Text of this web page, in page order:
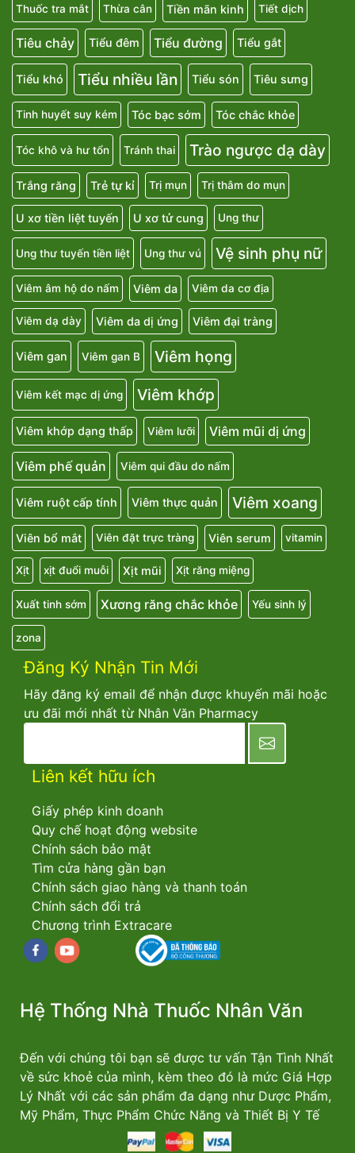
Thuốc tra mắt Thừa cân Tiền mãn kinh Tiết dịch
Tiêu chảy Tiểu đêm Tiểu đường Tiểu gắt
Tiểu khó Tiểu nhiều lần Tiểu són Tiêu sưng
Tinh huyết suy kém Tóc bạc sớm Tóc chắc khỏe
Tóc khô và hư tổn Tránh thai Trào ngược dạ dày
Trắng răng Trẻ tự kỉ Trị mụn Trị thâm do mụn
U xơ tiền liệt tuyến U xơ tử cung Ung thư
Ung thư tuyến tiền liệt Ung thư vú Vệ sinh phụ nữ
Viêm âm hộ do nấm Viêm da Viêm da cơ địa
Viêm dạ dày Viêm da dị ứng Viêm đại tràng
Viêm gan Viêm gan B Viêm họng
Viêm kết mạc dị ứng Viêm khớp
Viêm khớp dạng thấp Viêm lưỡi Viêm mũi dị ứng
Viêm phế quản Viêm qui đầu do nấm
Viêm ruột cấp tính Viêm thực quản Viêm xoang
Viên bổ mắt Viên đặt trực tràng Viên serum vitamin
Xịt xịt đuổi muỗi Xịt mũi Xịt răng miệng
Xuất tinh sớm Xương răng chắc khỏe Yếu sinh lý
zona
Đăng Ký Nhận Tin Mới
Hãy đăng ký email để nhận được khuyến mãi hoặc
ưu đãi mới nhất từ Nhân Văn Pharmacy
newsletter
Liên kết hữu ích
Giấy phép kinh doanh
Quy chế hoạt động website
Chính sách bảo mật
Tìm cửa hàng gần bạn
Chính sách giao hàng và thanh toán
Chính sách đổi trả
Chương trình Extracare
Facebookyoutube
Hệ Thống Nhà Thuốc Nhân Văn
Đến với chúng tôi bạn sẽ được tư vấn Tận Tình Nhất
về sức khoẻ của mình, kèm theo đó là mức Giá Hợp
Lý Nhất với các sản phẩm đa dạng như Dược Phẩm,
Mỹ Phẩm, Thực Phẩm Chức Năng và Thiết Bị Y Tế